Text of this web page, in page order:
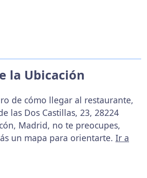
la Ubicación
de cómo llegar al restaurante,
las Dos Castillas, 23, 28224
Madrid, no te preocupes,
un mapa para orientarte. Ir a